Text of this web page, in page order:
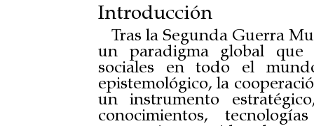
Introducción
Tras la Segunda Guerra
un paradigma global que
sociales en todo el
epistemológico, la
un instrumento
conocimientos,